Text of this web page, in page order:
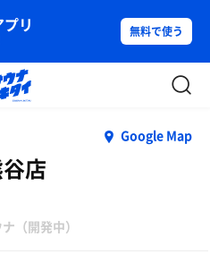
リ 無料で使う
Google Map
店
（開発中）